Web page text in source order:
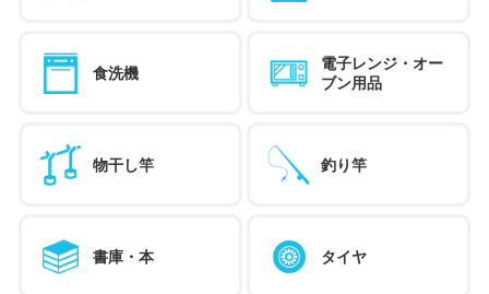
食洗機
電子レンジ・オー
ブン用品
物干し竿 釣り竿
書庫・本 タイヤ